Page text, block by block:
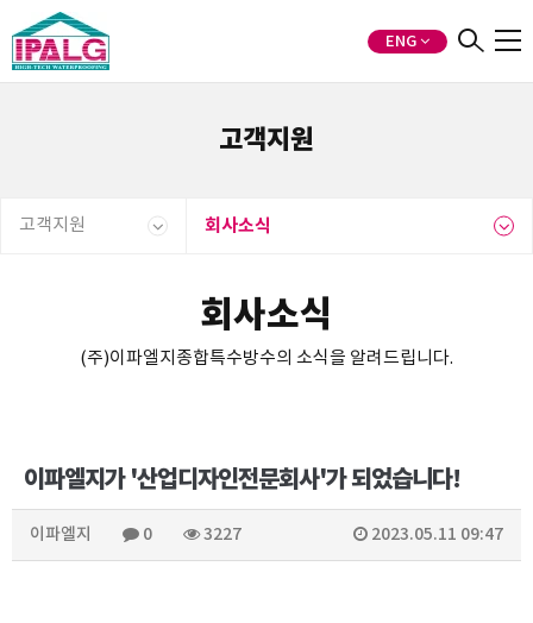
ENG
고객지원
고객지원 회사소식
회사소식
(주)이파엘지종합특수방수의 소식을 알려드립니다.
이파엘지가 '산업디자인전문회사'가 되었습니다!
이파엘지 0 3227 2023.05.11 09:47